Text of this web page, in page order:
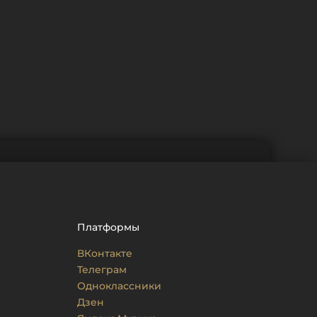
Платформы
ВКонтакте
Телеграм
Одноклассники
Дзен